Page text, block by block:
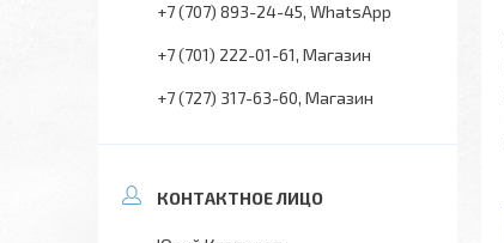
+7 (707) 893-24-45 WhatsApp
+7 (701) 222-01-61 Магазин
+7 (727) 317-63-60 Магазин